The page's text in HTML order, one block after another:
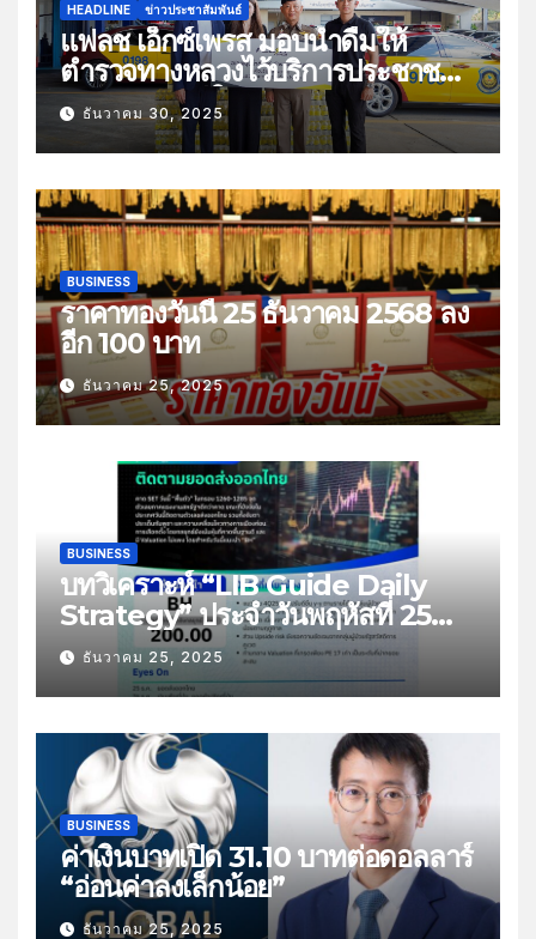
HEADLINE ข่าวประชาสัมพันธ์
แฟลช เอ็กซ์เพรส มอบน้ำดื่มให้
ตำรวจทางหลวงไว้บริการประชาชน
ช่วงเทศกาลปีใหม่
ธันวาคม 30, 2025
BUSINESS
ราคาทองวันนี้ 25 ธันวาคม 2568 ลง
อีก 100 บาท
ธันวาคม 25, 2025
BUSINESS
บทวิเคราะห์ “LIB Guide Daily
Strategy” ประจำวันพฤหัสที่ 25
ธันวาคม 2568 หัวข้อ “ติดตามยอด
ส่งออกไทย”
ธันวาคม 25, 2025
BUSINESS
ค่าเงินบาทเปิด 31.10 บาทต่อดอลลาร์
“อ่อนค่าลงเล็กน้อย”
ธันวาคม 25, 2025